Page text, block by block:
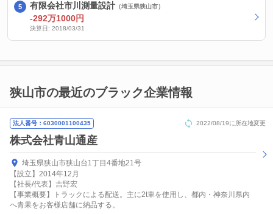
有限会社市川測量設計 （埼玉県狭山市）
-292万1000円
決算日: 2018/03/31
狭山市の最近のブラック企業情報
法人番号：6030001100435 2022/08/19に所在地変更
株式会社青山通産
埼玉県狭山市狭山台1丁目4番地21号
【設立】2014年12月
【社長/代表】吉野宏
【事業概要】トラックによる配送。主に2t車を使用し、都内・神奈川県内
へ青果をお客様店舗に納品する。